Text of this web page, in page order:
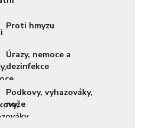
Proti hmyzu
Úrazy, nemoce a
dezinfekce
Podkovy, vyhazováky,
nože